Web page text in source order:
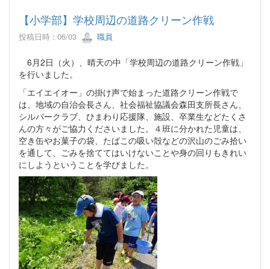
【小学部】学校周辺の道路クリーン作戦
投稿日時 : 06/03 職員
6月2日（火）、晴天の中「学校周辺の道路クリーン作戦」
を行いました。
「エイエイオー」の掛け声で始まった道路クリーン作戦で
は、地域の自治会長さん、社会福祉協議会森田支所長さん、
シルバークラブ、ひまわり応援隊、施設、卒業生などたくさ
んの方々がご協力くださいました。４班に分かれた児童は、
空き缶やお菓子の袋、たばこの吸い殻などの沢山のごみ拾い
を通して、ごみを捨ててはいけないことや身の回りもきれい
にしようということを学びました。